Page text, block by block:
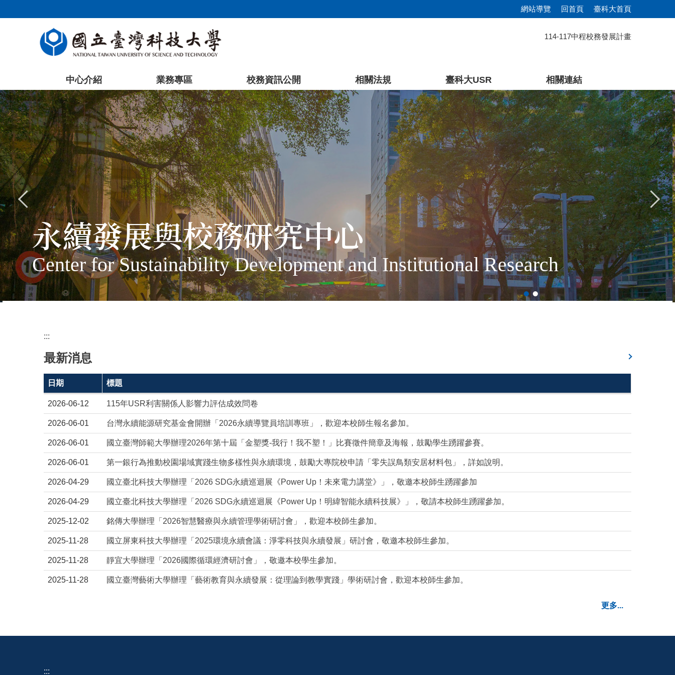
到
塊
網站導覽 回首頁 臺科大首頁
114-117中程校務發展計畫
中心介紹 業務專區 校務資訊公開 相關法規 臺科大USR 相關連結
永續發展與校務研究中心
Center for Sustainability Development and Institutional Research
:::
最新消息
日期 標題
2026-06-12 115年USR利害關係人影響力評估成效問卷
2026-06-01 台灣永續能源研究基金會開辦「2026永續導覽員培訓專班」，歡迎本校師生報名參加。
2026-06-01 國立臺灣師範大學辦理2026年第十屆「金塑獎-我行！我不塑！」比賽徵件簡章及海報，鼓勵學生踴躍參賽。
2026-06-01 第一銀行為推動校園場域實踐生物多樣性與永續環境，鼓勵大專院校申請「零失誤鳥類安居材料包」，詳如說明。
2026-04-29 國立臺北科技大學辦理「2026 SDG永續巡迴展《Power Up！未來電力講堂》」，敬邀本校師生踴躍參加
2026-04-29 國立臺北科技大學辦理「2026 SDG永續巡迴展《Power Up！明緯智能永續科技展》」，敬請本校師生踴躍參加。
2025-12-02 銘傳大學辦理「2026智慧醫療與永續管理學術研討會」，歡迎本校師生參加。
2025-11-28 國立屏東科技大學辦理「2025環境永續會議：淨零科技與永續發展」研討會，敬邀本校師生參加。
2025-11-28 靜宜大學辦理「2026國際循環經濟研討會」，敬邀本校學生參加。
2025-11-28 國立臺灣藝術大學辦理「藝術教育與永續發展：從理論到教學實踐」學術研討會，歡迎本校師生參加。
更多...
:::